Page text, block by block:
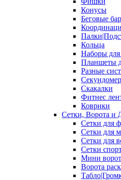
Конусы
Беговые
Кольца
Наборы для
Планшеты
Разные
Скакалки
Фитнес
Коврики
Сетки, Ворота и
Сетки для
Сетки для
Сетки для
Сетки
Мини
Ворота